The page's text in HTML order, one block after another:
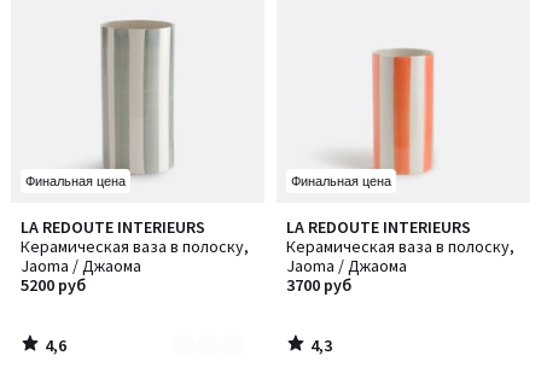
Финальная цена
LA REDOUTE INTERIEURS
Керамическая ваза в полоску,
Jaoma / Джаома
5200 руб
4,6
/ 5
Количество
цветов:
2
4,6
/
Финальная цена
LA REDOUTE INTERIEURS
Керамическая ваза в полоску,
Jaoma / Джаома
3700 руб
4,3
/ 5
4,3
/